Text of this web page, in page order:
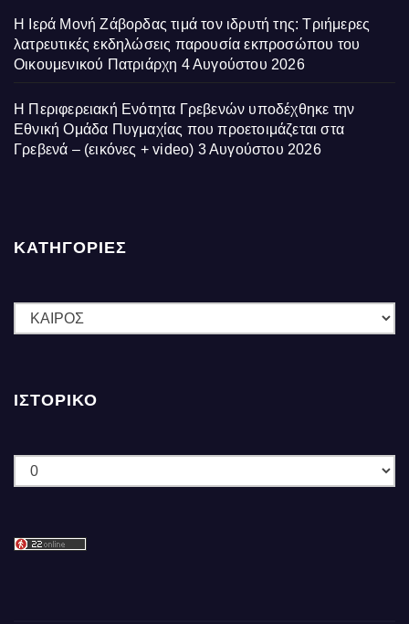
Η Ιερά Μονή Ζάβορδας τιμά τον ιδρυτή της: Τριήμερες
λατρευτικές εκδηλώσεις παρουσία εκπροσώπου του
Οικουμενικού Πατριάρχη 4 Αυγούστου 2026
Η Περιφερειακή Ενότητα Γρεβενών υποδέχθηκε την
Εθνική Ομάδα Πυγμαχίας που προετοιμάζεται στα
Γρεβενά – (εικόνες + video) 3 Αυγούστου 2026
ΚΑΤΗΓΟΡΙΕΣ
ΚΑΤΗΓΟΡΙΕΣ
ΙΣΤΟΡΙΚΌ
Ιστορικό